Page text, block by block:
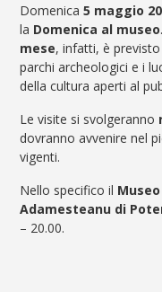
Domenica5 maggio
la Domenica al museo
mese, infatti, è previsto
parchi archeologici e i
della cultura aperti al
Le visite si svolgeranno
dovranno avvenire nel
vigenti.
Nello specifico il
Adamesteanu di
– 20.00.